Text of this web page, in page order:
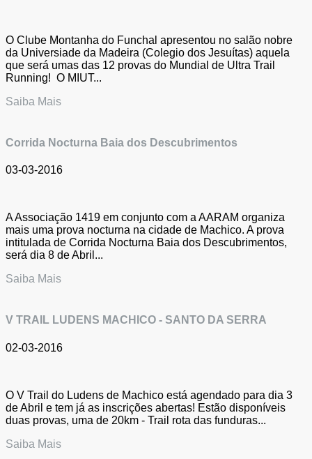
O Clube Montanha do Funchal apresentou no salão nobre
da Universiade da Madeira (Colegio dos Jesuítas) aquela
que será umas das 12 provas do Mundial de Ultra Trail
Running! O MIUT...
Saiba Mais
Corrida Nocturna Baia dos Descubrimentos
03-03-2016
A Associação 1419 em conjunto com a AARAM organiza
mais uma prova nocturna na cidade de Machico. A prova
intitulada de Corrida Nocturna Baia dos Descubrimentos,
será dia 8 de Abril...
Saiba Mais
V TRAIL LUDENS MACHICO - SANTO DA SERRA
02-03-2016
O V Trail do Ludens de Machico está agendado para dia 3
de Abril e tem já as inscrições abertas! Estão disponíveis
duas provas, uma de 20km - Trail rota das funduras...
Saiba Mais